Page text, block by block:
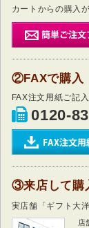
カートからの購入
②FAXで購入
FAX注文用紙ご記
0120-
③来店して購
実店舗「ギフト大
店